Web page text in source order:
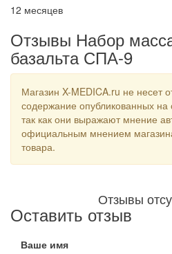
12 месяцев
Отзывы Набор
базальта СПА-9
Магазин X-MEDICA.ru не несет
содержание опубликованных на
так как они выражают мнение
официальным мнением
товара.
Отзывы
Оставить отзыв
Ваше имя